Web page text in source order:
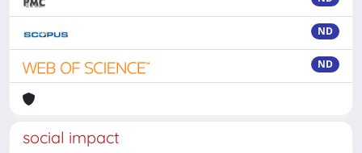
ND
ND
social impact